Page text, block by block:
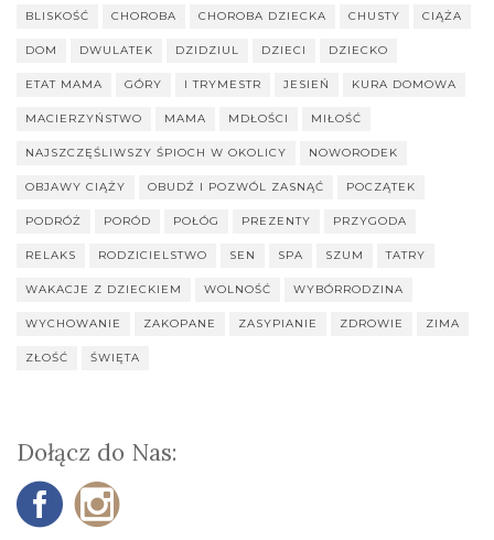
BLISKOŚĆ CHOROBA CHOROBA DZIECKA CHUSTY CIĄŻA
DOM DWULATEK DZIDZIUL DZIECI DZIECKO
ETAT MAMA GÓRY I TRYMESTR JESIEŃ KURA DOMOWA
MACIERZYŃSTWO MAMA MDŁOŚCI MIŁOŚĆ
NAJSZCZĘŚLIWSZY ŚPIOCH W OKOLICY NOWORODEK
OBJAWY CIĄŻY OBUDŹ I POZWÓL ZASNĄĆ POCZĄTEK
PODRÓŻ PORÓD POŁÓG PREZENTY PRZYGODA
RELAKS RODZICIELSTWO SEN SPA SZUM TATRY
WAKACJE Z DZIECKIEM WOLNOŚĆ WYBÓRRODZINA
WYCHOWANIE ZAKOPANE ZASYPIANIE ZDROWIE ZIMA
ZŁOŚĆ ŚWIĘTA
Dołącz do Nas: